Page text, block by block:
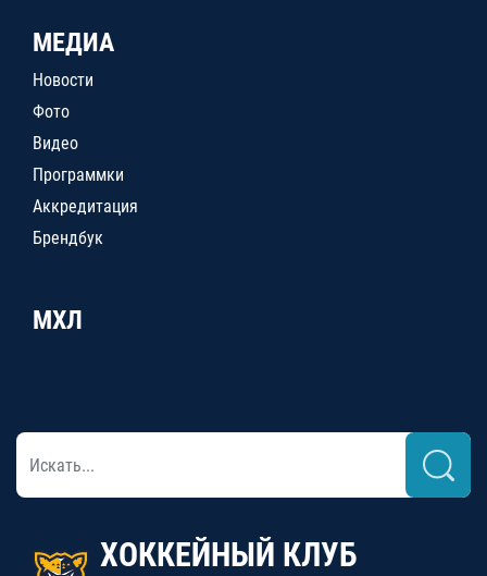
МЕДИА
Новости
Фото
Видео
Программки
Аккредитация
Брендбук
МХЛ
ХОККЕЙНЫЙ КЛУБ